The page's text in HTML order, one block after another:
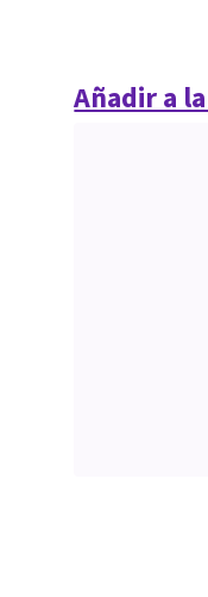
Añadir a